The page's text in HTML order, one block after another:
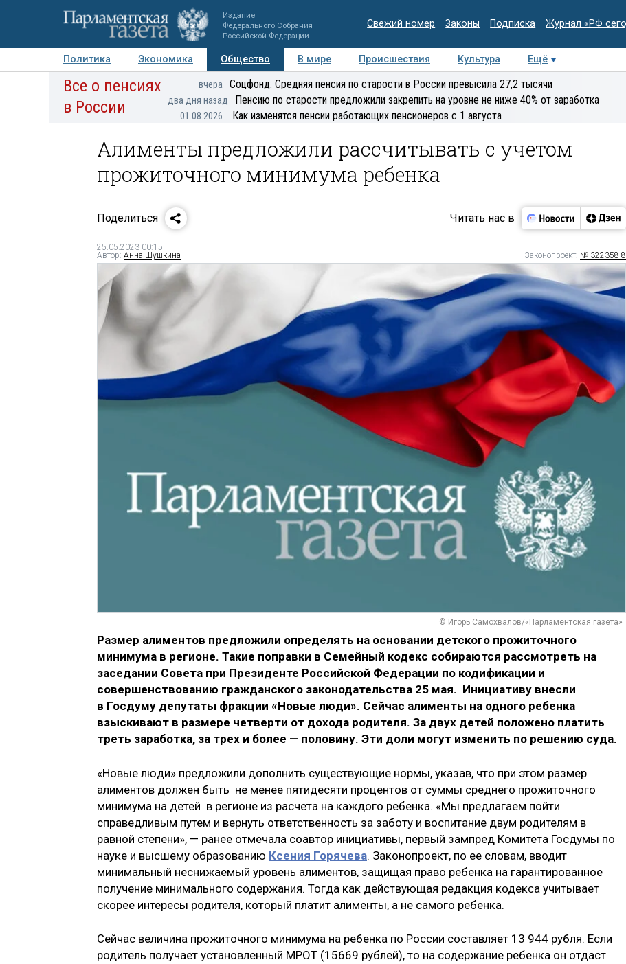
Издание
Федерального Собрания
Российской Федерации
Свежий номер Законы Подписка Журнал «РФ
Политика Экономика Общество В мире Происшествия Культура Ещё
Авторы Персоны Мнения Регионы Медиацентр Интервью Колумнисты
экспертиза
Все о пенсиях
в России
вчера Соцфонд: Средняя пенсия по старости в России превысила 27,2 тысячи
два дня назад Пенсию по старости предложили закрепить на уровне не ниже 40% от заработка
01.08.2026 Как изменятся пенсии работающих пенсионеров с 1 августа
Алименты предложили рассчитывать с учетом
прожиточного минимума ребенка
Поделиться Читать нас в
25.05.2023 00:15
Автор: Анна Шушкина Законопроект: № 322358-8
© Игорь Самохвалов/«Парламентская газета»
Размер алиментов предложили определять на основании детского прожиточного
минимума в регионе. Такие поправки в Семейный кодекс собираются рассмотреть на
заседании Совета при Президенте Российской Федерации по кодификации и
совершенствованию гражданского законодательства 25 мая. Инициативу внесли
в Госдуму депутаты фракции «Новые люди». Сейчас алименты на одного ребенка
взыскивают в размере четверти от дохода родителя. За двух детей положено платить
треть заработка, за трех и более — половину. Эти доли могут изменить по решению суда.
«Новые люди» предложили дополнить существующие нормы, указав, что при этом размер
алиментов должен быть не менее пятидесяти процентов от суммы среднего прожиточного
минимума на детей в регионе из расчета на каждого ребенка. «Мы предлагаем пойти
справедливым путем и вернуть ответственность за заботу и воспитание двум родителям в
равной степени», — ранее отмечала соавтор инициативы, первый зампред Комитета Госдумы по
науке и высшему образованию Ксения Горячева. Законопроект, по ее словам, вводит
минимальный неснижаемый уровень алиментов, защищая право ребенка на гарантированное
получение минимального содержания. Тогда как действующая редакция кодекса учитывает
скорее интересы родителя, который платит алименты, а не самого ребенка.
Сейчас величина прожиточного минимума на ребенка по России составляет 13 944 рубля. Если
родитель получает установленный МРОТ (15669 рублей), то на содержание ребенка он отдаст